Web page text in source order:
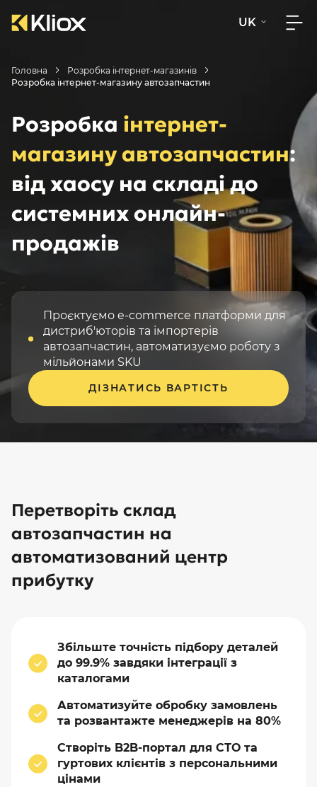
UK
Головна
Розробка інтернет-магазинів
Розробка інтернет-магазину автозапчастин
Розробка інтернет-
магазину автозапчастин:
від хаосу на складі до
системних онлайн-
продажів
Проєктуємо e-commerce платформи для
дистриб'юторів та імпортерів
автозапчастин, автоматизуємо роботу з
мільйонами SKU
ДІЗНАТИСЬ ВАРТІСТЬ
Перетворіть склад
автозапчастин на
автоматизований центр
прибутку
Збільште точність підбору деталей
до 99.9% завдяки інтеграції з
каталогами
Автоматизуйте обробку замовлень
та розвантажте менеджерів на 80%
Створіть B2B-портал для СТО та
гуртових клієнтів з персональними
цінами